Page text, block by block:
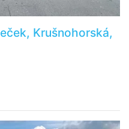
Krušnohorská,